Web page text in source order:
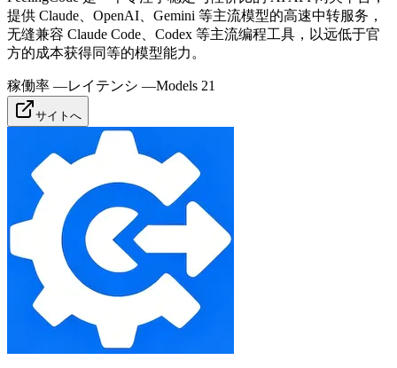
提供 Claude、OpenAI、Gemini 等主流模型的高速中转服务，
无缝兼容 Claude Code、Codex 等主流编程工具，以远低于官
方的成本获得同等的模型能力。
稼働率 —レイテンシ —Models 21
サイトへ